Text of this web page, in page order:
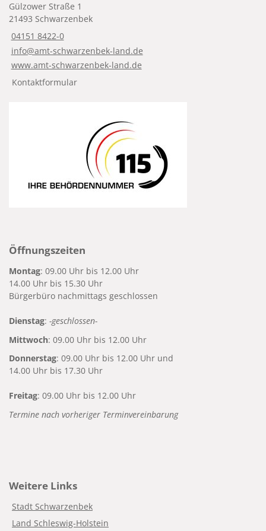
Gülzower Straße 1
21493 Schwarzenbek
04151 8422-0
info@amt-schwarzenbek-land.de
www.amt-schwarzenbek-land.de
Kontaktformular
Öffnungszeiten
Montag: 09.00 Uhr bis 12.00 Uhr
14.00 Uhr bis 15.30 Uhr
Bürgerbüro nachmittags geschlossen
Dienstag: -geschlossen-
Mittwoch: 09.00 Uhr bis 12.00 Uhr
Donnerstag: 09.00 Uhr bis 12.00 Uhr und
14.00 Uhr bis 17.30 Uhr
Freitag: 09.00 Uhr bis 12.00 Uhr
Termine nach vorheriger Terminvereinbarung
Weitere Links
Stadt Schwarzenbek
Land Schleswig-Holstein